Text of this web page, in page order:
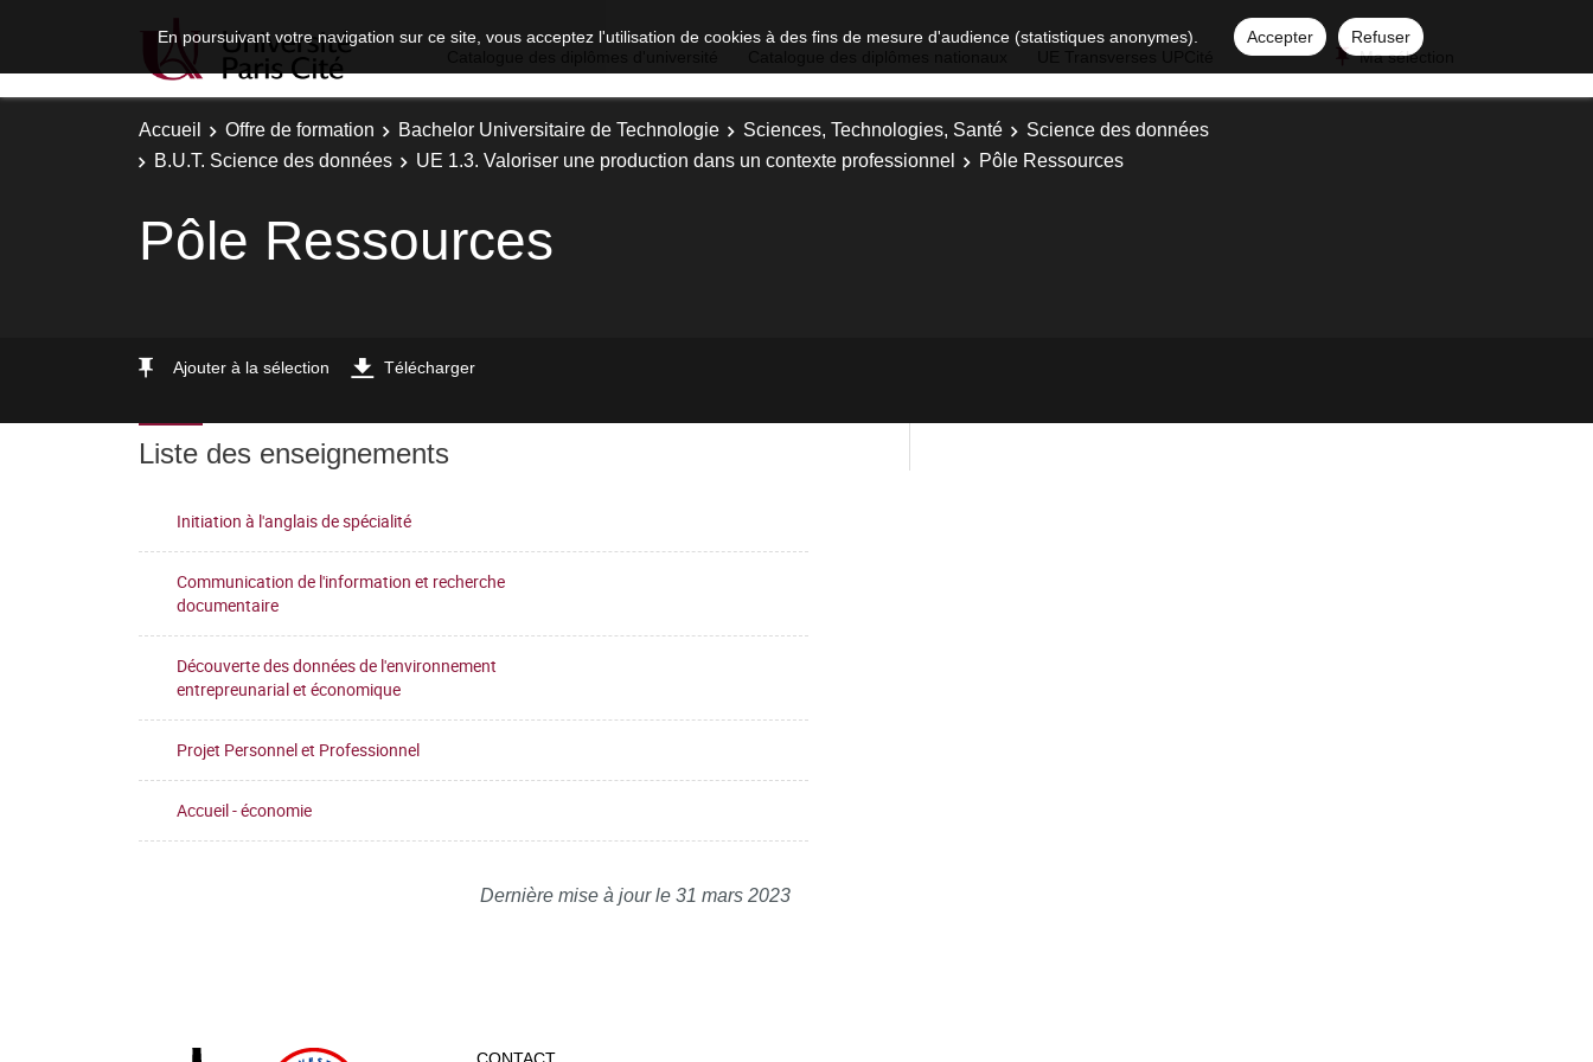
En poursuivant votre navigation sur ce site, vous acceptez l'utilisation de cookies à des fins de mesure d'audience (statistiques anonymes). Accepter
Refuser
Ma sélection
Accueil Offre de formation Bachelor Universitaire de Technologie Sciences, Technologies, Santé
Science des données
B.U.T. Science des données
UE 1.3. Valoriser une production dans un contexte professionnel Pôle Ressources
Pôle Ressources
Ajouter à la sélection Télécharger
Liste des enseignements
Initiation à l'anglais de spécialité
Communication de l'information et recherche
documentaire
Découverte des données de l'environnement
entrepreunarial et économique
Projet Personnel et Professionnel
Accueil - économie
Dernière mise à jour le 31 mars 2023